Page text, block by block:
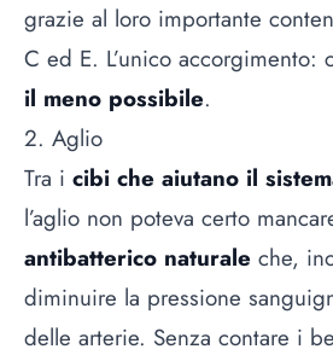
grazie al loro importante
C ed E. L’unico accorgimento:
il meno possibile.
2. Aglio
Tra i cibi che aiutano il
l’aglio non poteva certo
antibatterico naturale che,
diminuire la pressione
delle arterie. Senza contare i